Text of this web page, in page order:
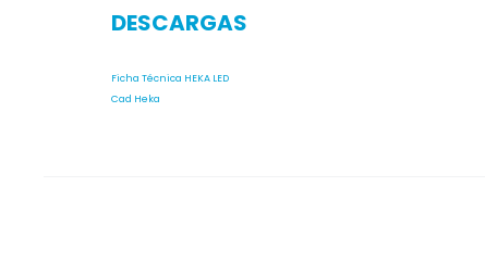
DESCARGAS
Ficha Técnica HEKA LED
Cad Heka